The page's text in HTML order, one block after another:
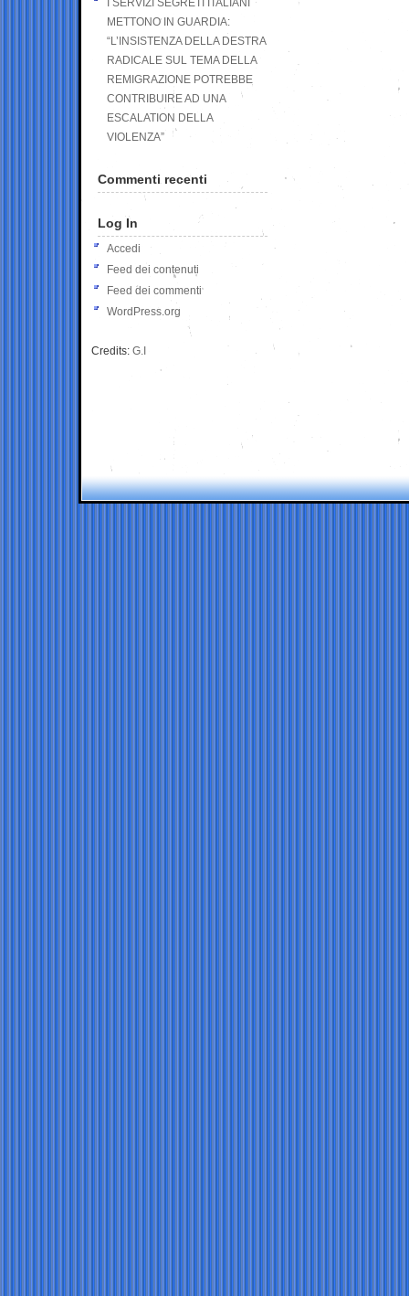
I SERVIZI SEGRETI ITALIANI
METTONO IN GUARDIA:
“L’INSISTENZA DELLA DESTRA
RADICALE SUL TEMA DELLA
REMIGRAZIONE POTREBBE
CONTRIBUIRE AD UNA
ESCALATION DELLA
VIOLENZA”
Commenti recenti
Log In
Accedi
Feed dei contenuti
Feed dei commenti
WordPress.org
Credits: G.I